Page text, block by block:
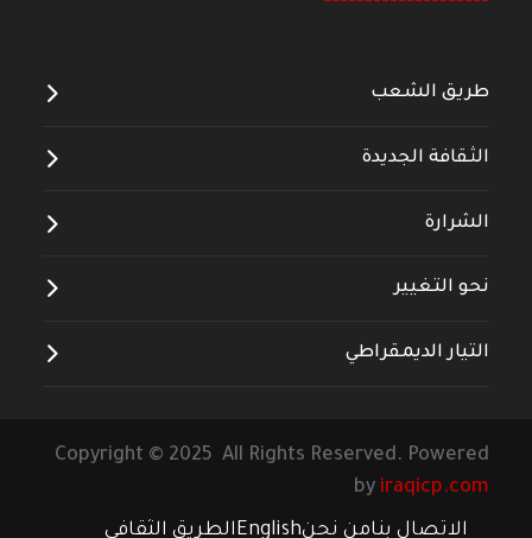
طريق الشعب
الثقافة الجديدة
الشرارة
نحو التغيير
التيار الديمقراطي
Copyright © 2025 All Rights Reserved. Powered
by iraqicp.com
الاتصال بنامن نحنEnglishالطريق الثقافي